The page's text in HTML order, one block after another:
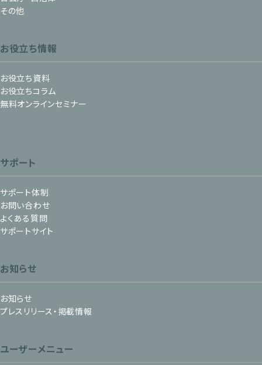
その他
お役立ち情報
お役立ち資料
お役立ちコラム
無料オンラインセミナー
サポート
サポート体制
お問い合わせ
よくある質問
サポートサイト
お知らせ
お知らせ
プレスリリース・掲載情報
ユーザーメニュー